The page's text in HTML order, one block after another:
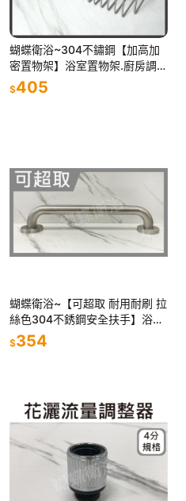
蝴蝶衛浴~304不鏽鋼【加高加
密置物架】浴室置物架.廚房調味
料收納架
$405
蝴蝶衛浴~【可超取 耐用耐刷 拉
絲色304不銹鋼安全扶手】浴室
扶手.安全扶手.C型扶手.防摔倒
扶手.無障礙扶手.廁所扶手
$354